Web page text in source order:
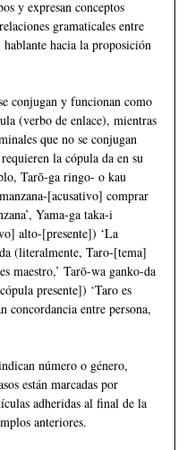
y expresan conceptos
gramaticales entre
hacia la proposición
conjugan y funcionan como
(verbo de enlace), mientras
que no se conjugan
la cópula da en su
Tarō-ga ringo- o kau
[acusativo] comprar
Yama-ga taka-i
alto-[presente]) ‘La
(literalmente, Taro-[tema]
maestro,’ Tarō-wa ganko-da
presente]) ‘Taro es
concordancia entre persona,
número o género,
están marcadas por
adheridas al final de la
anteriores.